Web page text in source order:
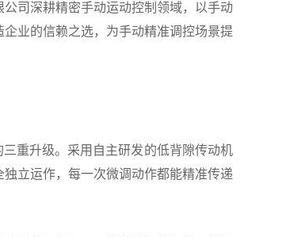
司深耕精密手动运动控制领域，以手动
业的信赖之选，为手动精准调控场景提
重升级。采用自主研发的低背隙传动机
立运作，每一次微调动作都能精准传递